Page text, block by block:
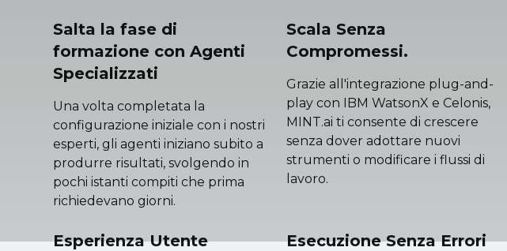
Salta la fase di
formazione con Agenti
Specializzati
Una volta completata la
configurazione iniziale con i nostri
esperti, gli agenti iniziano subito a
produrre risultati, svolgendo in
pochi istanti compiti che prima
richiedevano giorni.
Scala Senza
Compromessi.
Grazie all'integrazione plug-and-
play con IBM WatsonX e Celonis,
MINT.ai ti consente di crescere
senza dover adottare nuovi
strumenti o modificare i flussi di
lavoro.
Esperienza Utente
Esecuzione Senza Errori